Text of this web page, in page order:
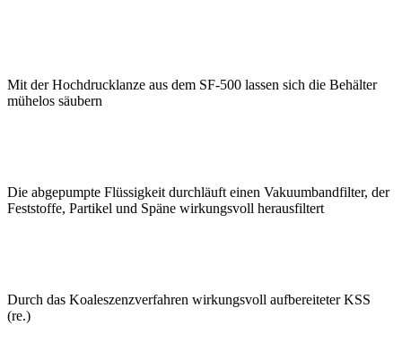
Mit der Hochdrucklanze aus dem SF-500 lassen sich die Behälter
mühelos säubern
Die abgepumpte Flüssigkeit durchläuft ­einen Vakuumbandfilter, der
Feststoffe, Partikel und Späne wirkungsvoll heraus­filtert
Durch das Koaleszenzverfahren wirkungsvoll aufbereiteter KSS
(re.)